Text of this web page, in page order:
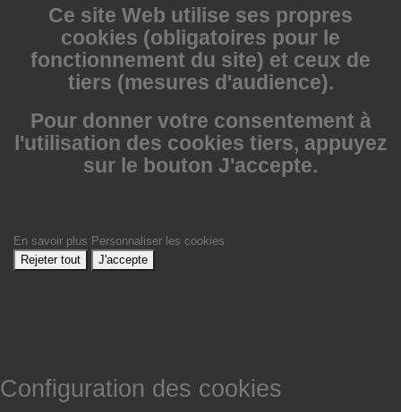
Ce site Web utilise ses propres
cookies (obligatoires pour le
fonctionnement du site) et ceux de
tiers (mesures d'audience).
Pour donner votre consentement à
l'utilisation des cookies tiers, appuyez
sur le bouton J'accepte.
En savoir plus Personnaliser les cookies
Rejeter tout
J'accepte
Configuration des cookies